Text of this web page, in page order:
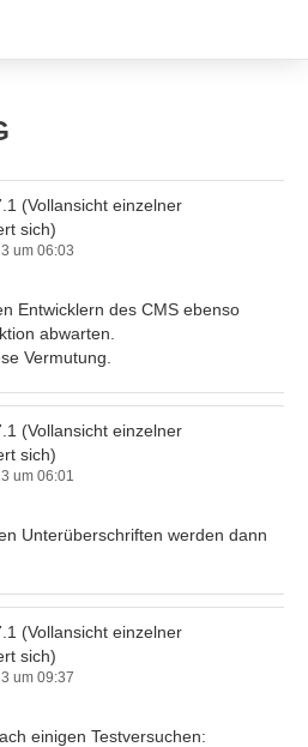
(Vollansicht einzelner
sich)
um 06:03
Entwicklern des CMS ebenso
abwarten.
Vermutung.
(Vollansicht einzelner
sich)
um 06:01
Unterüberschriften werden dann
(Vollansicht einzelner
sich)
um 09:37
einigen Testversuchen: